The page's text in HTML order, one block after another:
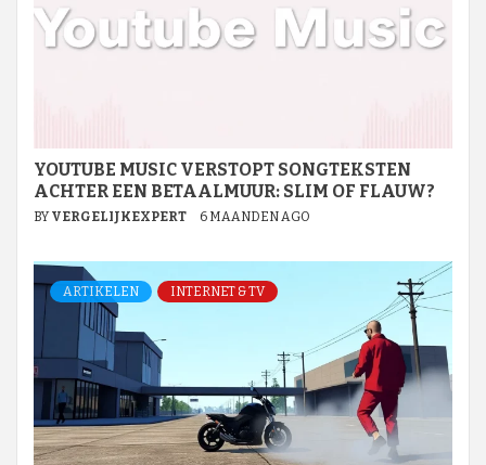
YOUTUBE MUSIC VERSTOPT SONGTEKSTEN
ACHTER EEN BETAALMUUR: SLIM OF FLAUW?
BY VERGELIJKEXPERT 6 MAANDEN AGO
ARTIKELEN INTERNET & TV